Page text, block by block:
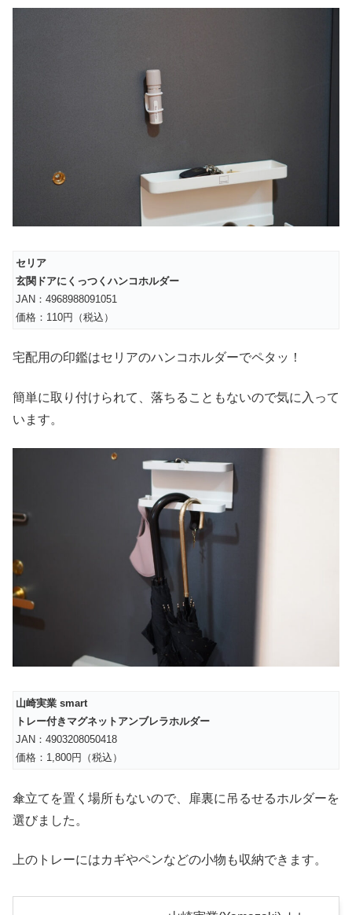
セリア
玄関ドアにくっつくハンコホルダー
JAN：4968988091051
価格：110円（税込）
宅配用の印鑑はセリアのハンコホルダーでペタッ！
簡単に取り付けられて、落ちることもないので気に入って
います。
山崎実業 smart
トレー付きマグネットアンブレラホルダー
JAN：4903208050418
価格：1,800円（税込）
傘立てを置く場所もないので、扉裏に吊るせるホルダーを
選びました。
上のトレーにはカギやペンなどの小物も収納できます。